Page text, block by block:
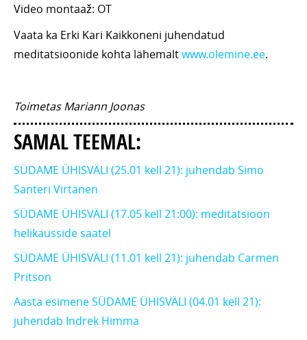
Video montaaž: OT
Vaata ka Erki Kari Kaikkoneni juhendatud
meditatsioonide kohta lähemaltwww.olemine.ee.
Toimetas Mariann Joonas
SAMAL TEEMAL:
SÜDAME ÜHISVÄLI (25.01 kell 21): juhendab Simo
Santeri Virtanen
SÜDAME ÜHISVÄLI (17.05 kell 21:00): meditatsioon
helikausside saatel
SÜDAME ÜHISVÄLI (11.01 kell 21): juhendab Carmen
Pritson
Aasta esimene SÜDAME ÜHISVÄLI (04.01 kell 21):
juhendab Indrek Himma